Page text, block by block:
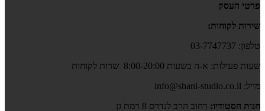
פרטי העסק
שירות לקוחות:
טלפון: 03-7747737
שעות פעילות: א-ה בשעות 8:00-20:00 שרות לקוחות
מייל: info@shani-studio.co.il
חנות הסטודיו: רחוב הרב לנדרס 8 רמת גן